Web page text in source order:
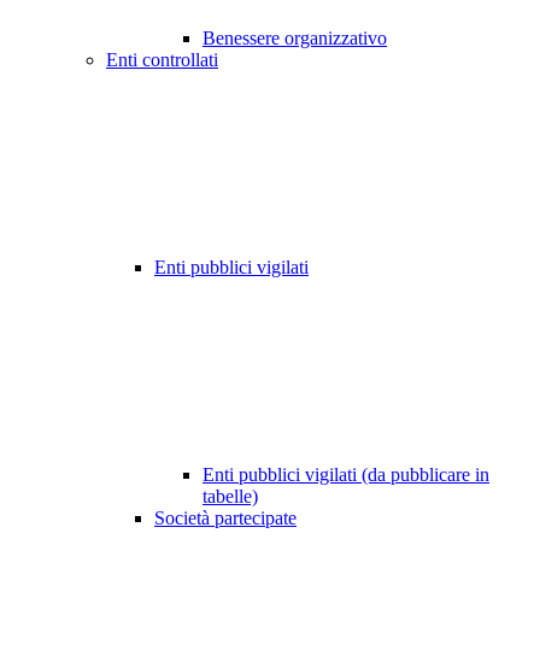
Benessere organizzativo
Enti controllati
Enti pubblici vigilati
Enti pubblici vigilati (da pubblicare in
tabelle)
Società partecipate